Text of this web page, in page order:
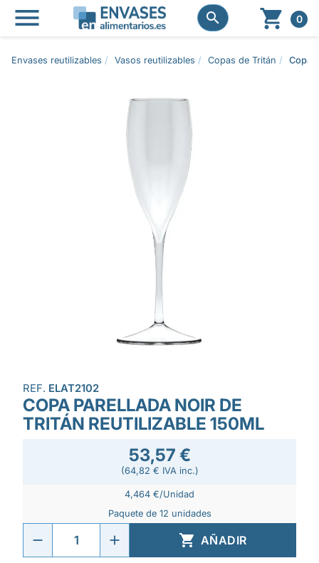
 
  0
Envases reutilizables Vasos reutilizables Copas de Tritán Copa
REF. ELAT2102
COPA PARELLADA NOIR DE
TRITÁN REUTILIZABLE 150ML
53,57 €
(64,82 € IVA inc.)
4,464 €/Unidad
Paquete de 12 unidades
 AÑADIR